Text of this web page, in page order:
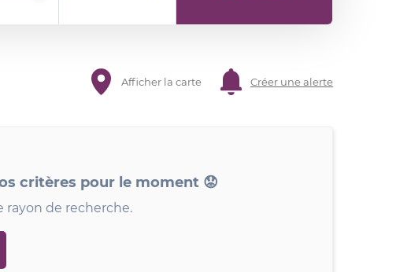
Afficher la carte Créer une alerte
critères pour le moment 😟
rayon de recherche.